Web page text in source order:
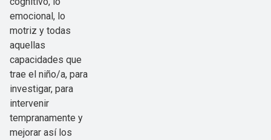
emocional, lo
motriz y todas
aquellas
capacidades que
trae el niño/a, para
investigar, para
intervenir
tempranamente y
mejorar así los